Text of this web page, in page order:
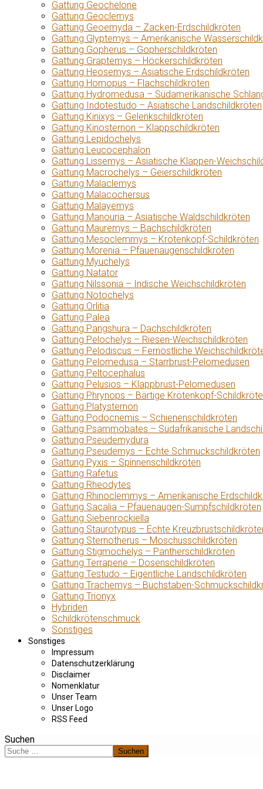
Gattung Geochelone
Gattung Geoclemys
Gattung Geoemyda – Zacken-Erdschildkröten
Gattung Glyptemys – Amerikanische
Gattung Gopherus – Gopherschildkröten
Gattung Graptemys – Höckerschildkröten
Gattung Heosemys – Asiatische Erdschildkröten
Gattung Homopus – Flachschildkröten
Gattung Hydromedusa – Südamerikanische
Gattung Indotestudo – Asiatische Landschildkröten
Gattung Kinixys – Gelenkschildkröten
Gattung Kinosternon – Klappschildkröten
Gattung Lepidochelys
Gattung Leucocephalon
Gattung Lissemys – Asiatische Klappen-
Gattung Macrochelys – Geierschildkröten
Gattung Malaclemys
Gattung Malacochersus
Gattung Malayemys
Gattung Manouria – Asiatische Waldschildkröten
Gattung Mauremys – Bachschildkröten
Gattung Mesoclemmys – Krötenkopf-Schildkröten
Gattung Morenia – Pfauenaugenschildkröten
Gattung Myuchelys
Gattung Natator
Gattung Nilssonia – Indische Weichschildkröten
Gattung Notochelys
Gattung Orlitia
Gattung Palea
Gattung Pangshura – Dachschildkröten
Gattung Pelochelys – Riesen-Weichschildkröten
Gattung Pelodiscus – Fernöstliche
Gattung Pelomedusa – Starrbrust-Pelomedusen
Gattung Peltocephalus
Gattung Pelusios – Klappbrust-Pelomedusen
Gattung Phrynops – Bärtige Krötenkopf-
Gattung Platysternon
Gattung Podocnemis – Schienenschildkröten
Gattung Psammobates – Südafrikanische
Gattung Pseudemydura
Gattung Pseudemys – Echte Schmuckschildkröten
Gattung Pyxis – Spinnenschildkröten
Gattung Rafetus
Gattung Rheodytes
Gattung Rhinoclemmys – Amerikanische
Gattung Sacalia – Pfauenaugen-Sumpfschildkröten
Gattung Siebenrockiella
Gattung Staurotypus – Echte
Gattung Sternotherus – Moschusschildkröten
Gattung Stigmochelys – Pantherschildkröten
Gattung Terrapene – Dosenschildkröten
Gattung Testudo – Eigentliche Landschildkröten
Gattung Trachemys – Buchstaben-
Gattung Trionyx
Hybriden
Schildkrötenschmuck
Sonstiges
Sonstiges
Impressum
Datenschutzerklärung
Disclaimer
Nomenklatur
Unser Team
Unser Logo
RSS Feed
Suchen
Suchen